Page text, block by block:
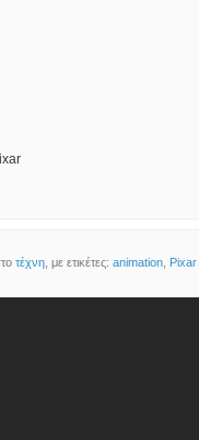
τέχνη, με ετικέτες: animation, Pixar